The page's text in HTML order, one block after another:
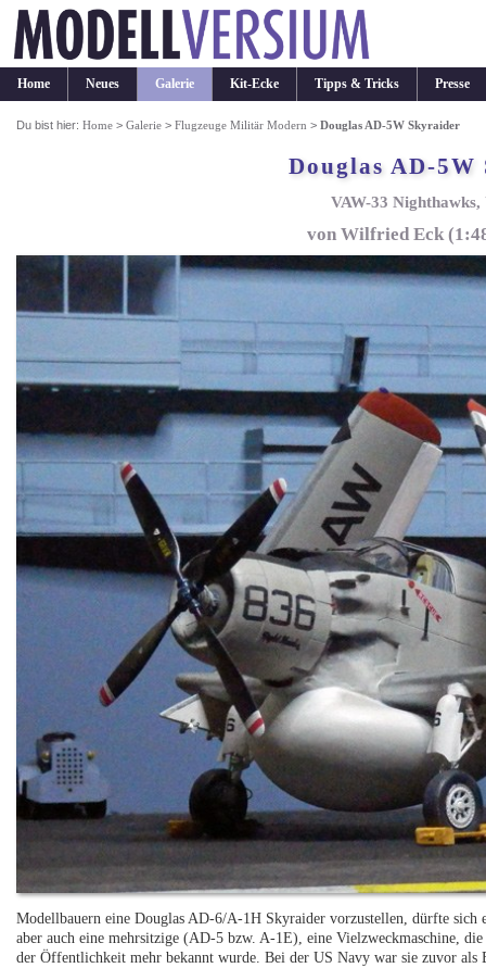
Home Neues Galerie Kit-Ecke Tipps & Tricks Presse
Du bist hier:Home >Galerie >Flugzeuge Militär Modern >Douglas AD-5W Skyraider
Douglas AD-
VAW-33 Nighthawks,
von Wilfried Eck
Modellbauern eine Douglas AD-6/A-1H Skyraider vorzustellen, dürfte sich
aber auch eine mehrsitzige (AD-5 bzw. A-1E), eine Vielzweckmaschine,
der Öffentlichkeit mehr bekannt wurde. Bei der US Navy war sie zuvor